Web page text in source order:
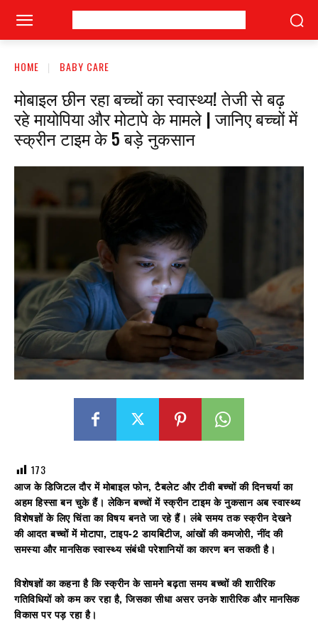
HOME BABY CARE
मोबाइल छीन रहा बच्चों का स्वास्थ्य! तेजी से बढ़
रहे मायोपिया और मोटापे के मामले | जानिए बच्चों में
स्क्रीन टाइम के 5 बड़े नुकसान
173
आज के डिजिटल दौर में मोबाइल फोन, टैबलेट और टीवी बच्चों की दिनचर्या का
अहम हिस्सा बन चुके हैं। लेकिनबच्चों में स्क्रीन टाइम के नुकसानअब स्वास्थ्य
विशेषज्ञों के लिए चिंता का विषय बनते जा रहे हैं। लंबे समय तक स्क्रीन देखने
की आदत बच्चों में मोटापा, टाइप-2 डायबिटीज, आंखों की कमजोरी, नींद की
समस्या और मानसिक स्वास्थ्य संबंधी परेशानियों का कारण बन सकती है।
विशेषज्ञों का कहना है कि स्क्रीन के सामने बढ़ता समय बच्चों की शारीरिक
गतिविधियों को कम कर रहा है, जिसका सीधा असर उनके शारीरिक और मानसिक
विकास पर पड़ रहा है।